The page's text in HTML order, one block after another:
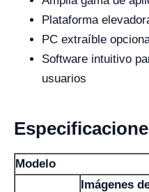
Plataforma
PC extraíble
Software intuitivo
usuarios
Modelo
Imágenes